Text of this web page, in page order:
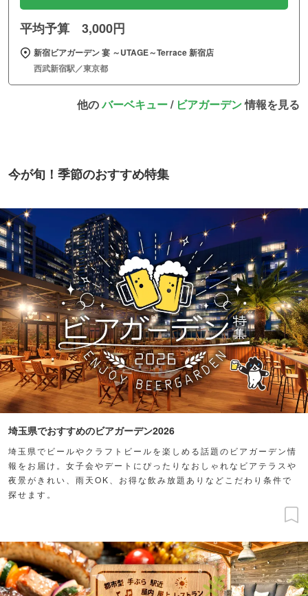
平均予算 3,000円
新宿ビアガーデン 宴 ～UTAGE～Terrace 新宿店
西武新宿駅／東京都
他のバーベキュー/ ビアガーデン情報を見る
今が旬！季節のおすすめ特集
埼玉県でおすすめのビアガーデン2026
埼玉県でビールやクラフトビールを楽しめる話題のビアガーデン情
報をお届け。女子会やデートにぴったりなおしゃれなビアテラスや
夜景がきれい、雨天OK、お得な飲み放題ありなどこだわり条件で
探せます。